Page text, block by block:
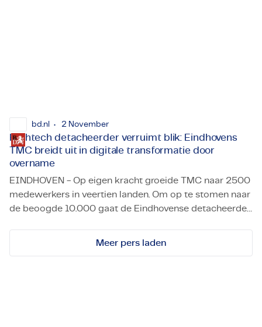
bd.nl 2 November
Hightech detacheerder verruimt blik: Eindhovens
TMC breidt uit in digitale transformatie door
overname
EINDHOVEN - Op eigen kracht groeide TMC naar 2500
medewerkers in veertien landen. Om op te stomen naar
de beoogde 10.000 gaat de Eindhovense detacheerder
Meer pers laden